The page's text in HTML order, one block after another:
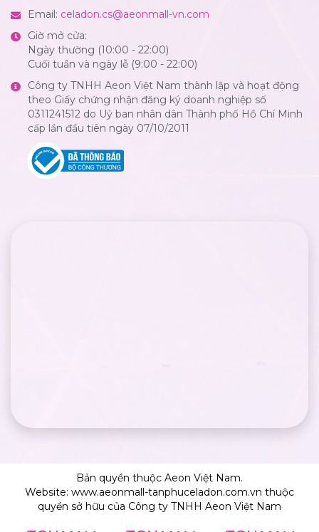
Email: celadon.cs@aeonmall-vn.com
Giờ mở cửa:
Ngày thường (10:00 - 22:00)
Cuối tuần và ngày lễ (9:00 - 22:00)
Công ty TNHH Aeon Việt Nam thành lập và hoạt động
theo Giấy chứng nhận đăng ký doanh nghiệp số
0311241512 do Uỷ ban nhân dân Thành phố Hồ Chí Minh
cấp lần đầu tiên ngày 07/10/2011
Bản quyền thuộc Aeon Việt Nam.
Website: www.aeonmall-tanphuceladon.com.vn thuộc
quyền sở hữu của Công ty TNHH Aeon Việt Nam